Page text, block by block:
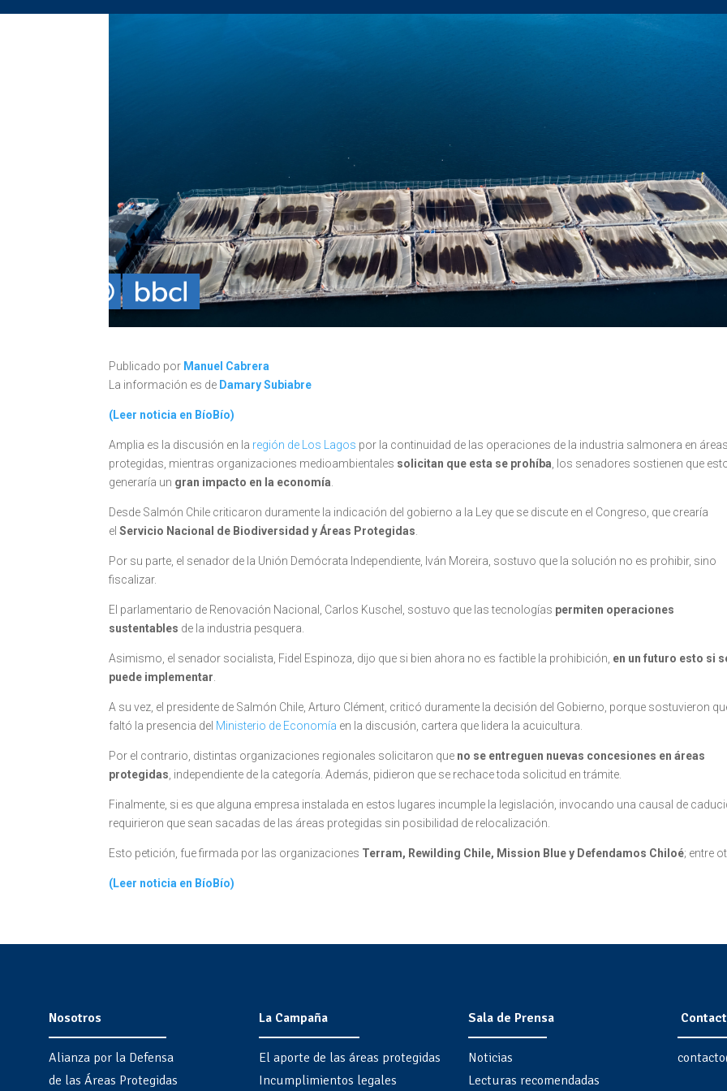
Publicado por Manuel Cabrera
La información es de Damary Subiabre
(Leer noticia en BíoBío)
Amplia es la discusión en la región de Los Lagos por la continuidad de las operaciones de la industria salmonera en áreas
protegidas, mientras organizaciones medioambientales solicitan que esta se prohíba , los senadores sostienen que
generaría un gran impacto en la economía
Desde Salmón Chile criticaron duramente la indicación del gobierno a la Ley que se discute en el Congreso, que crearía
elServicio Nacional de Biodiversidad y Áreas Protegidas
Por su parte, el senador de la Unión Demócrata Independiente, Iván Moreira, sostuvo que la solución no es prohibir, sino
fiscalizar.
El parlamentario de Renovación Nacional, Carlos Kuschel, sostuvo que las tecnologías permiten operaciones
sustentables de la industria pesquera.
Asimismo, el senador socialista, Fidel Espinoza, dijo que si bien ahora no es factible la prohibición, en un futuro esto si
puede implementar
A su vez, el presidente de Salmón Chile, Arturo Clément, criticó duramente la decisión del Gobierno, porque sostuvieron
faltó la presencia del Ministerio de Economía en la discusión, cartera que lidera la acuicultura.
Por el contrario, distintas organizaciones regionales solicitaron que no se entreguen nuevas concesiones en áreas
protegidas , independiente de la categoría. Además, pidieron que se rechace toda solicitud en trámite.
Finalmente, si es que alguna empresa instalada en estos lugares incumple la legislación, invocando una causal de
requirieron que sean sacadas de las áreas protegidas sin posibilidad de relocalización.
Esto petición, fue firmada por las organizaciones Terram, Rewilding Chile, Mission Blue y Defendamos Chiloé; entre
(Leer noticia en BíoBío)
Nosotros
Alianza por la Defensa
de las Áreas Protegidas
La Campaña
El aporte de las áreas protegidas
Incumplimientos legales
Sala de Prensa
Noticias
Lecturas recomendadas